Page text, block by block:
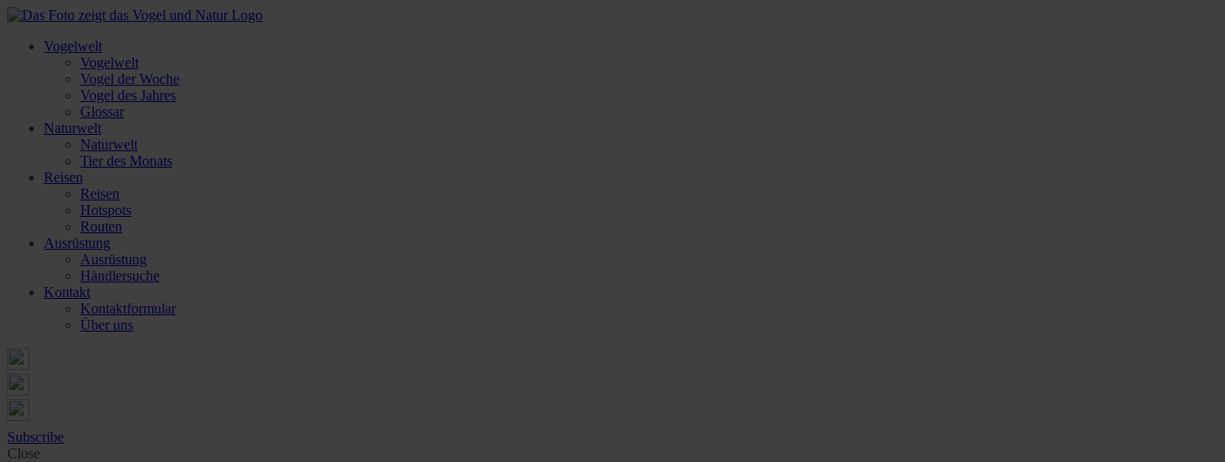
Vogelwelt
Vogelwelt
Vogel der Woche
Vogel des Jahres
Glossar
Naturwelt
Naturwelt
Tier des Monats
Reisen
Reisen
Hotspots
Routen
Ausrüstung
Ausrüstung
Händlersuche
Kontakt
Kontaktformular
Über uns
Subscribe
Close